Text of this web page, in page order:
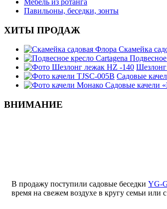
Павильоны, беседки, зонты
ХИТЫ ПРОДАЖ
Скамейка
Шезлонг
Садовые
Садовые качели
ВНИМАНИЕ
В продажу поступили садовые беседкиYG-
время на свежем воздухе в кругу семьи или